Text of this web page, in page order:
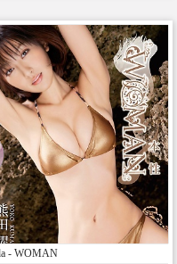
- WOMAN